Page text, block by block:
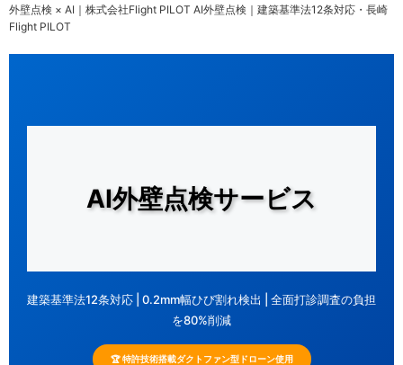
外壁点検 × AI｜株式会社Flight PILOT AI外壁点検｜建築基準法12条対応・長崎
Flight PILOT
AI外壁点検サービス
建築基準法12条対応 | 0.2mm幅ひび割れ検出 | 全面打診調査の負担
を80%削減
🏆 特許技術搭載ダクトファン型ドローン使用